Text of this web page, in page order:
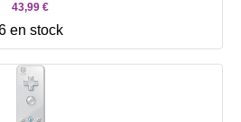
43,99 €
en stock